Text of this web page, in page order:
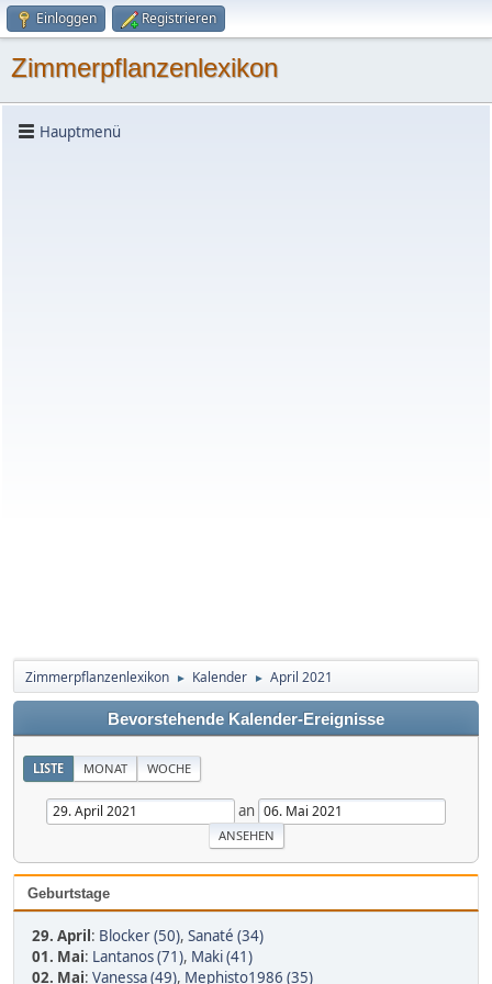
Einloggen Registrieren
Zimmerpflanzenlexikon
Hauptmenü
Zimmerpflanzenlexikon ► Kalender ► April 2021
Bevorstehende Kalender-Ereignisse
LISTE MONAT WOCHE
an
Geburtstage
29. April: Blocker (50), Sanaté (34)
01. Mai: Lantanos (71), Maki (41)
02. Mai: Vanessa (49), Mephisto1986 (35)